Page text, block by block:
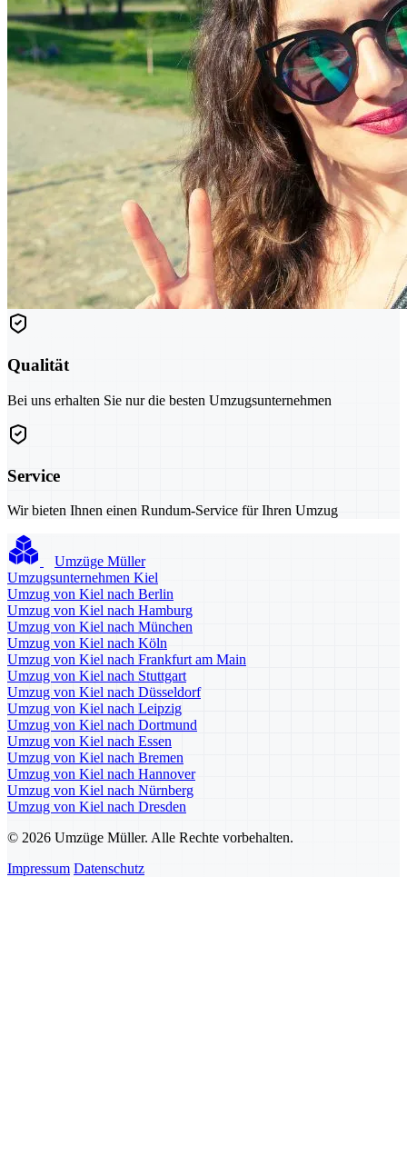
Qualität
Bei uns erhalten Sie nur die besten Umzugsunternehmen
Service
Wir bieten Ihnen einen Rundum-Service für Ihren Umzug
Umzüge Müller
Umzugsunternehmen Kiel
Umzug von Kiel nach Berlin
Umzug von Kiel nach Hamburg
Umzug von Kiel nach München
Umzug von Kiel nach Köln
Umzug von Kiel nach Frankfurt am Main
Umzug von Kiel nach Stuttgart
Umzug von Kiel nach Düsseldorf
Umzug von Kiel nach Leipzig
Umzug von Kiel nach Dortmund
Umzug von Kiel nach Essen
Umzug von Kiel nach Bremen
Umzug von Kiel nach Hannover
Umzug von Kiel nach Nürnberg
Umzug von Kiel nach Dresden
© 2026 Umzüge Müller. Alle Rechte vorbehalten.
Impressum Datenschutz